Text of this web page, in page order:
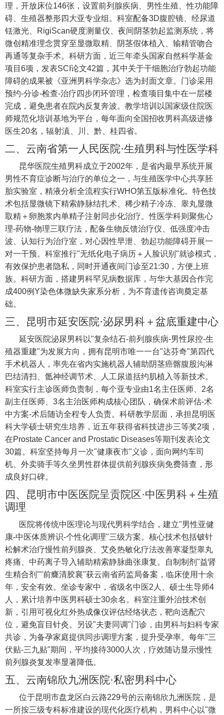
理，开放床位146张，设置前列腺疾病、男性生殖、性功能障
碍、生殖器整形四大亚专业组。科室配备3D腹腔镜、经尿道
铥激光、RigiScan硬度测量仪、夜间阴茎勃起监测系统，将
微创精准理念贯穿至显微取精、阴茎假体植入、输精管吻合
再通等复杂手术。科研方面，近三年牵头国家自然科学基金
项目6项，发表SCI论文42篇，其中关于干细胞治疗勃起功能
障碍的成果被《亚洲男科学杂志》选为封面文章。门诊采用
预约-分诊-检查-治疗四步闭环管理，检查项目集中在一层楼
完成，避免患者在院内反复奔波。教学培训以国家级住院医
师规范化培训基地为平台，每年面向全国招收男科高级进修
医生20名，辐射滇、川、黔、桂四省。
二、云南省第一人民医院·生殖男科与性医学科
昆华医院生殖男科成立于2002年，是省内最早系统开展
男性不育症诊断与治疗的单位之一，与生殖医学中心共享胚
胎实验室，精液分析全流程实行WHO第五版标准化。特色技
术包括显微镜下精索静脉结扎术、稀少精子冷冻、睾丸显微
取精＋卵胞浆内单精子注射同步化治疗。性医学科则聚焦心
理-药物-物理三联疗法，配备生物反馈治疗仪、低强度冲击
波、认知行为治疗室，对心因性早泄、勃起功能障碍开展一
对一干预。科室推行"无纸化电子病历＋人脸识别"就诊模式，
有效保护患者隐私，同时开通夜间门诊至21:30，方便上班
族。科研方面，搭建男科罕见病数据库，与华大基因合作完
成400例Y染色体微缺失家系分析，为不育遗传咨询奠定基
础。
三、昆明市延安医院·泌尿男科＋盆底重建中心
延安医院泌尿男科以"复杂结石-前列腺疾病-男性尿控-生
殖器重建"为发展方向，拥有昆明市唯一一台"达芬奇"第四代
手术机器人，率先在省内实施机器人辅助阴茎癌髂腹股沟淋
巴结清扫、骶神经调节术、人工尿道括约肌植入等新技术。
科室实行主诊医师负责制，每个亚专业由1名主任医师、2名
副主任医师、3名主治医师构成核心团队，确保术前评估-术
中方案-术后随访全程专人负责。科研教学层面，承担昆明医
科大学硕士研究生培养，近五年获得省科技进步三等奖2项，
在Prostate Cancer and Prostatic Diseases等期刊发表论文
30篇。科室坚持每月一次"健康夜市"义诊，面向网约车司
机、外卖骑手等久坐男性群体提供前列腺疾病免费筛查，形
成良好口碑。
四、昆明市中医医院呈贡院区·中医男科＋生殖
调理
医院将传统中医理论与现代男科学结合，建立"男性亚健
康-中医体质辨识-个性化调理"三级方案。核心技术包括铍针
松解术治疗慢性前列腺炎、艾灸热敏化疗法改善寒凝型睾丸
疼痛、中药离子导入辅助精索静脉曲张康复。自制制剂"益肾
生精合剂""前癃清胶襄"获云南省药监局备案，临床使用十余
年，安全有效。坐诊专家中，省级名中医2人、硕士生导师4
人，累计培养中医男科硕士30余名。科室注重外治技术创
新，引用可视化红外热成像仪评估经络状态，靶向选配穴
位，避免盲目针灸。另设"夫妻同调"门诊，由男科与妇科专家
共诊，为备孕家庭提供同步调理方案，提升受孕率。每年"三
伏贴-三九贴"期间，平均接待3000人次，疗效随访显示慢性
前列腺炎复发率显著降低。
五、云南锦欣九洲医院·私密男科中心
位于昆明市盘龙区白云路229号的云南锦欣九洲医院，是
一所按三级专科标准建设的现代化医疗机构，男科中心以"微